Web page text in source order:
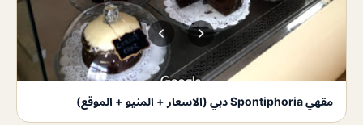
مقهي Spontiphoria دبي (الاسعار + المنيو + الموقع)